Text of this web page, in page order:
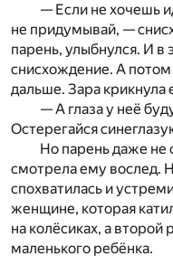
— Если не хочешь
не придумывай, —
парень, улыбнулся. И в
снисхождение. А потом
дальше. Зара крикнула
— А глаза у неё
Остерегайся
Но парень даже не
смотрела ему вослед.
спохватилась и
женщине, которая
на колёсиках, а второй
маленького ребёнка.